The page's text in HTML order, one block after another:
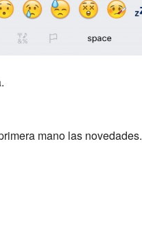
mano las novedades.